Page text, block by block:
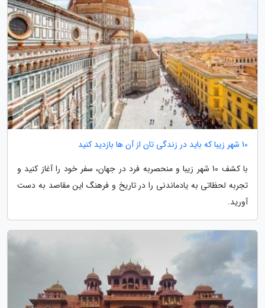
10 شهر زیبا که باید در زندگی تان از آن ها بازدید کنید
با کشف 10 شهر زیبا و منحصربه فرد در جهان، سفر خود را آغاز کنید و
تجربه لحظاتی به یادماندنی را در تاریخ و فرهنگ این مقاصد به دست
آورید.